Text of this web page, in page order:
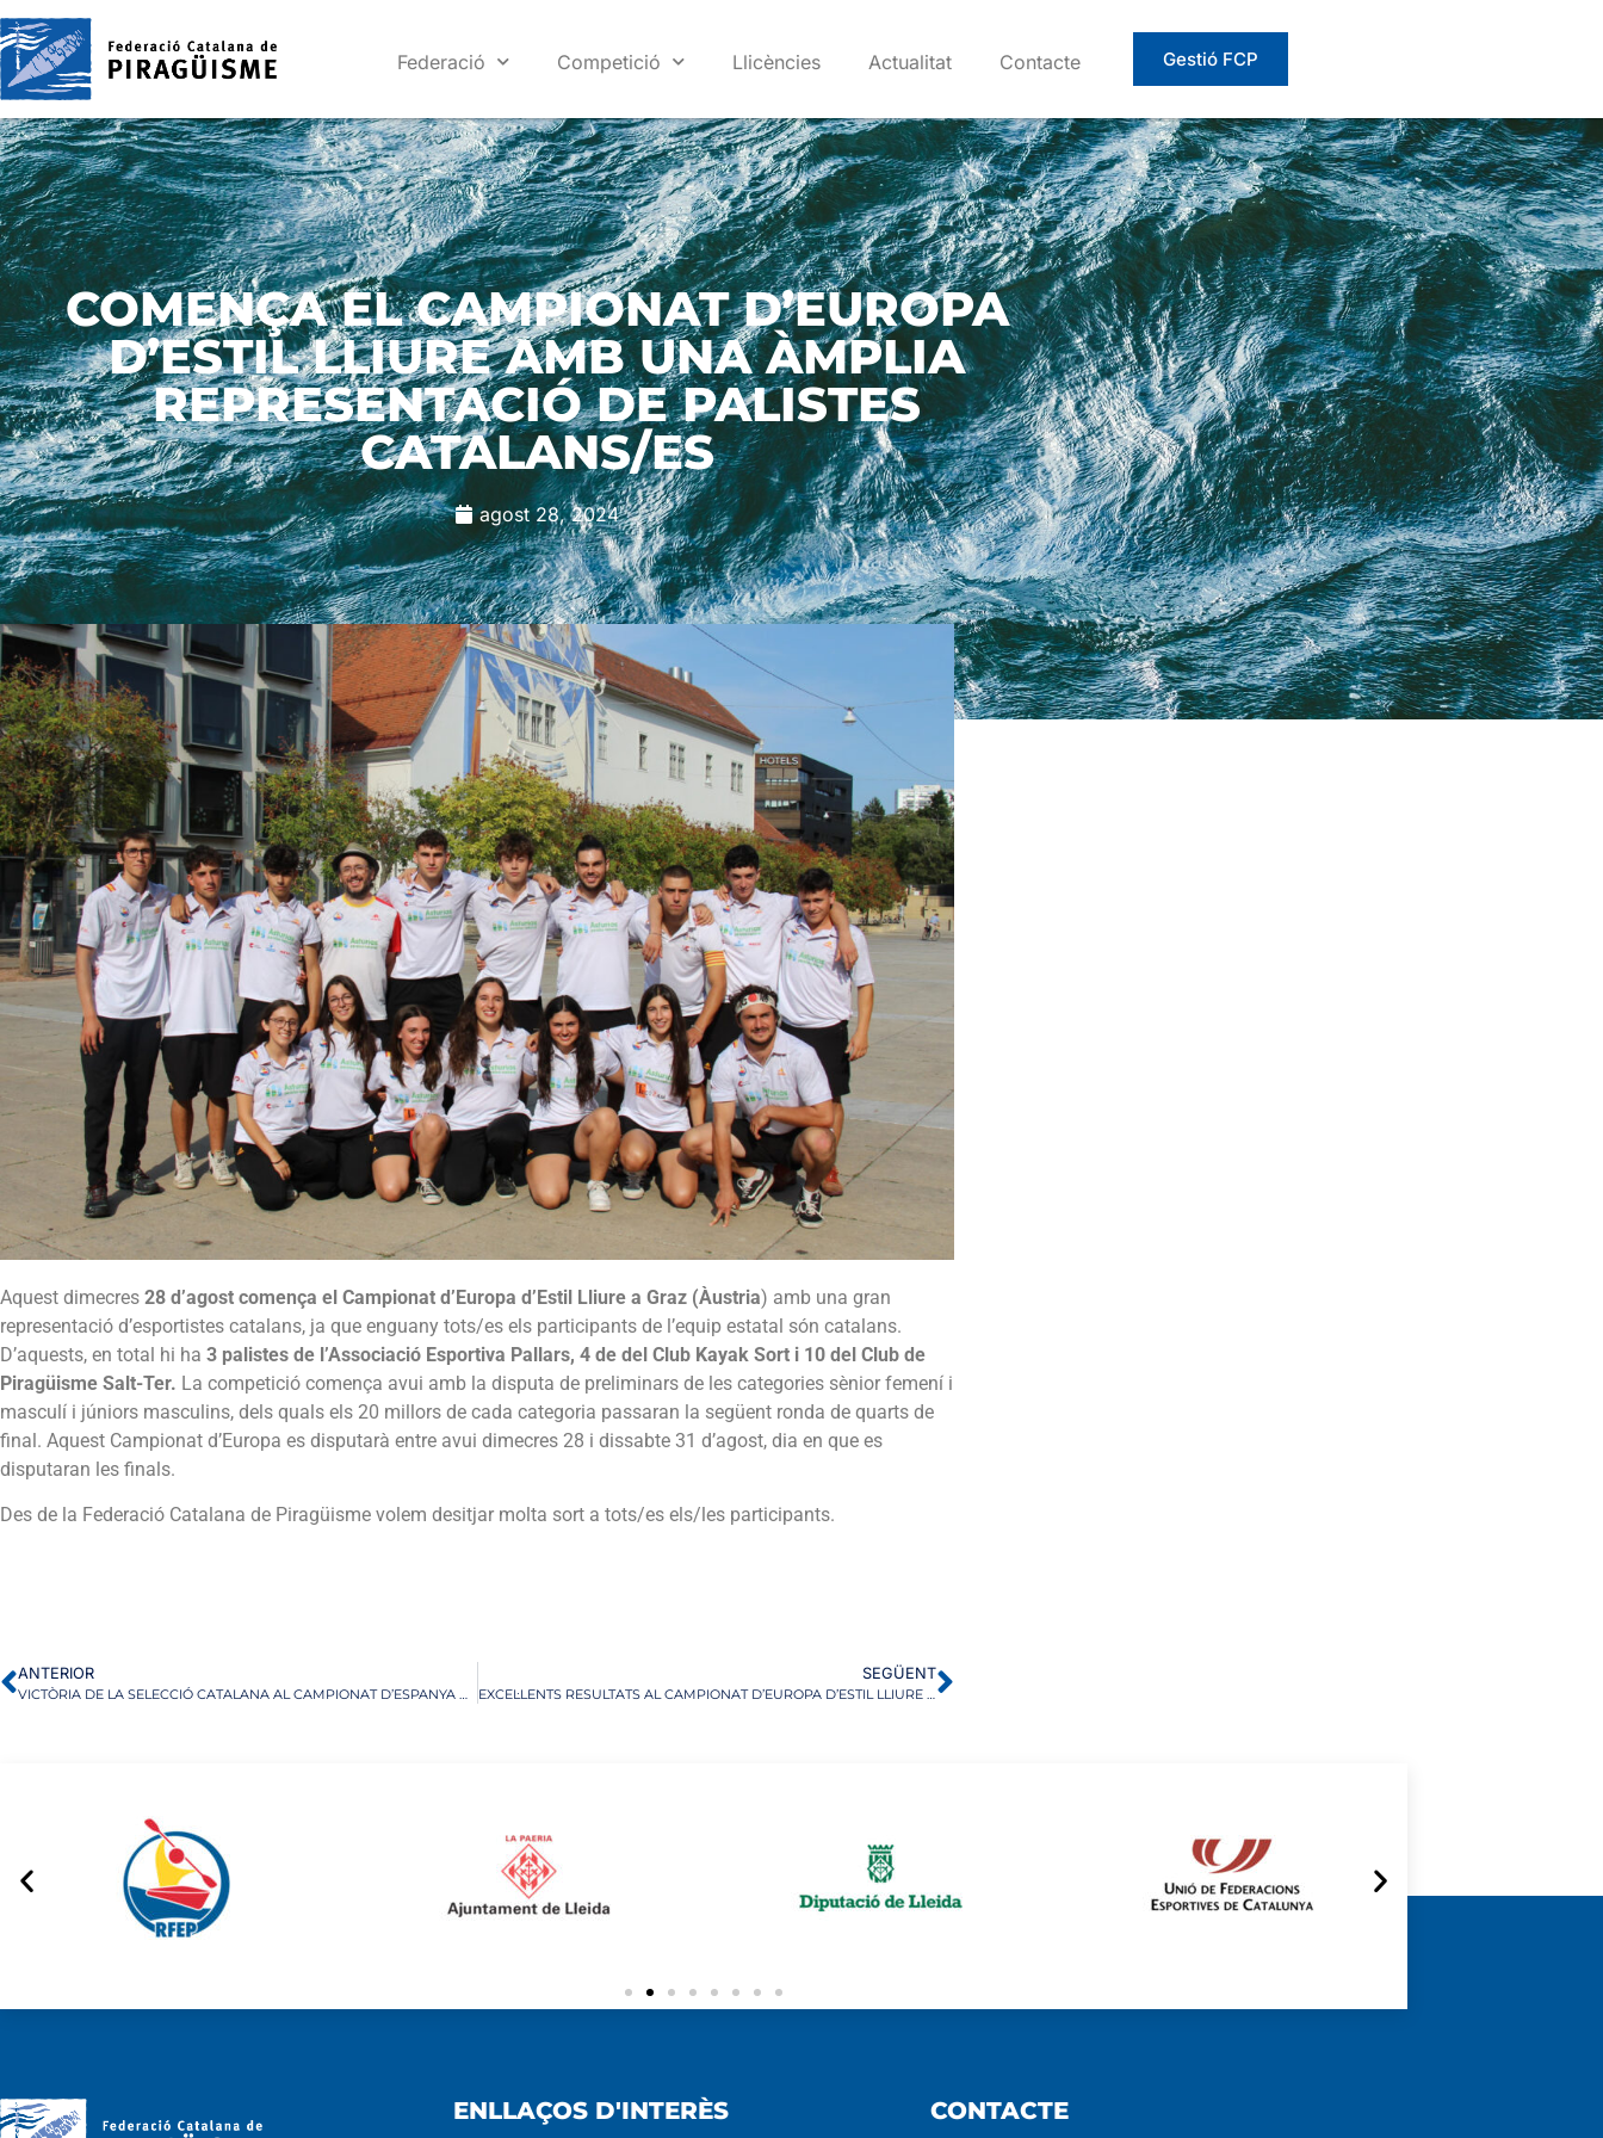
Federació Competició Llicències Actualitat Contacte Gestió FCP
COMENÇA EL CAMPIONAT D’EUROPA
D’ESTIL LLIURE AMB UNA ÀMPLIA
REPRESENTACIÓ DE PALISTES
CATALANS/ES
agost 28, 2024
Aquest dimecres 28 d’agost comença el Campionat d’Europa d’Estil Lliure a Graz (Àustria) amb una gran
representació d’esportistes catalans, ja que enguany tots/es els participants de l’equip estatal són catalans.
D’aquests, en total hi ha 3 palistes de l’Associació Esportiva Pallars, 4 de del Club Kayak Sort i 10 del Club de
Piragüisme Salt-Ter. La competició comença avui amb la disputa de preliminars de les categories sènior femení i
masculí i júniors masculins, dels quals els 20 millors de cada categoria passaran la següent ronda de quarts de
final. Aquest Campionat d’Europa es disputarà entre avui dimecres 28 i dissabte 31 d’agost, dia en que es
disputaran les finals.
Des de la Federació Catalana de Piragüisme volem desitjar molta sort a tots/es els/les participants.
ANTERIOR
VICTÒRIA DE LA SELECCIÓ CATALANA AL CAMPIONAT D’ESPANYA D’ESLÀLOM I KAYAK CROSS PER SELECCIONS AUTONÒMIQUES
SEGÜENT
EXCEL·LENTS RESULTATS AL CAMPIONAT D’EUROPA D’ESTIL LLIURE DE GRAZ
ENLLAÇOS D'INTERÈS CONTACTE